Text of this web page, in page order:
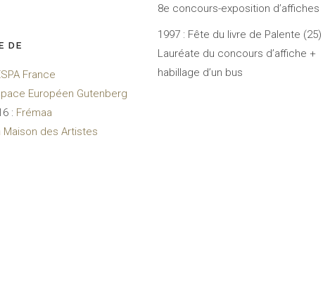
DE
France
Européen Gutenberg
: Frémaa
Maison des Artistes
8e concours-exposition d’affiches
1997 : Fête du livre de Palente (25)
Lauréate du concours d’affiche +
habillage d’un bus